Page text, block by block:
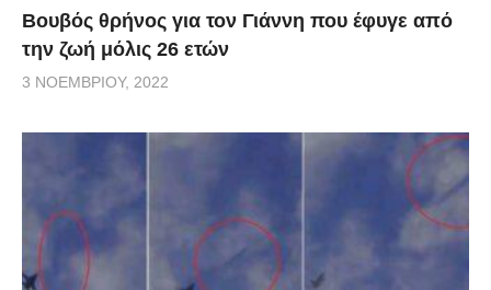
Βουβός θρήνος για τον Γιάννη που έφυγε από
την ζωή μόλις 26 ετών
3 ΝΟΕΜΒΡΊΟΥ, 2022